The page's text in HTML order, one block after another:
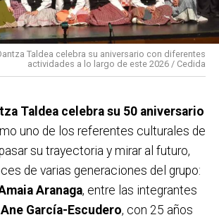
Taldea celebra su aniversario con diferentes
actividades a lo largo de este 2026 / Cedida
Taldea celebra su 50 aniversario
uno de los referentes culturales de
su trayectoria y mirar al futuro,
de varias generaciones del grupo:
Aranaga, entre las integrantes
Ane García-Escudero, con 25 años